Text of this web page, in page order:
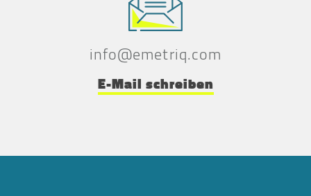
info@emetriq.com
E-Mail schreiben